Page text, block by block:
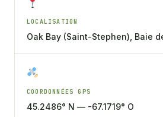
LOCALISATION
Oak Bay (Saint-Stephen), Baie
COORDONNÉES GPS
45.2486° N — -67.1719° O